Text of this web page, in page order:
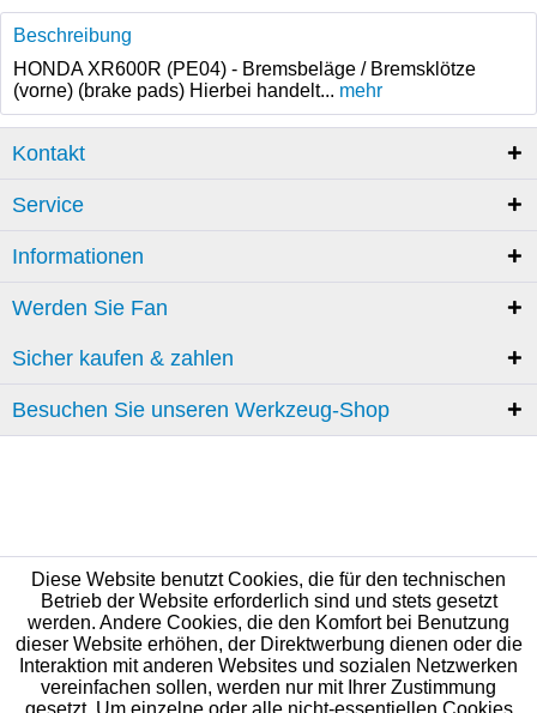
Beschreibung
HONDA XR600R (PE04) - Bremsbeläge / Bremsklötze
(vorne) (brake pads) Hierbei handelt... mehr
Kontakt
Service
Informationen
Werden Sie Fan
Sicher kaufen & zahlen
Besuchen Sie unseren Werkzeug-Shop
Diese Website benutzt Cookies, die für den technischen
Betrieb der Website erforderlich sind und stets gesetzt
werden. Andere Cookies, die den Komfort bei Benutzung
dieser Website erhöhen, der Direktwerbung dienen oder die
Interaktion mit anderen Websites und sozialen Netzwerken
vereinfachen sollen, werden nur mit Ihrer Zustimmung
gesetzt. Um einzelne oder alle nicht-essentiellen Cookies